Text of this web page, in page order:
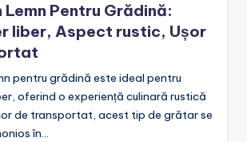
Pentru Grădină:
liber, Aspect rustic, Ușor
pentru grădină este ideal pentru
oferind o experiență culinară rustică
de transportat, acest tip de grătar se
în…